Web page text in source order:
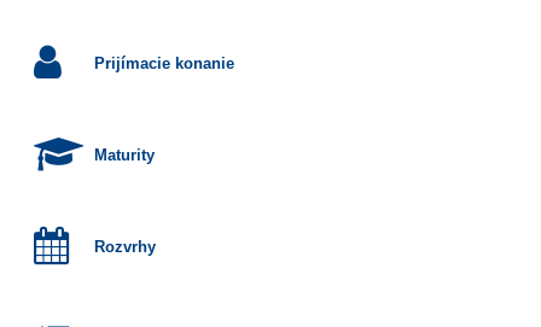
Prijímacie konanie
Maturity
Rozvrhy